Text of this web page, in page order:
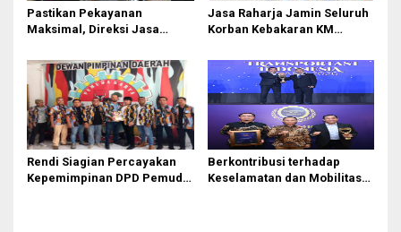
Pastikan Pekayanan
Maksimal, Direksi Jasa
Kebakaran KM Mutiara
Sentosa II
Jasa Raharja Jamin Seluruh
Korban Kebakaran KM
Perairan Sumenep
Rendi Siagian Percayakan
Kepemimpinan DPD Pemuda
Berkontribusi terhadap
Keselamatan dan Mobilitas